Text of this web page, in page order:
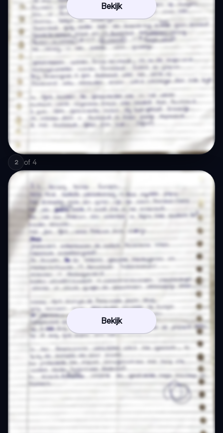
Bekijk
2 of 4
Bekijk